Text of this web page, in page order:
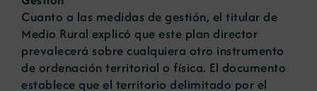
Cuanto a las medidas de gestión, el titular de
Medio Rural explicó que este plan director
prevalecerá sobre cualquiera otro instrumento
de ordenación territorial o física. El documento
establece que el territorio delimitado por el